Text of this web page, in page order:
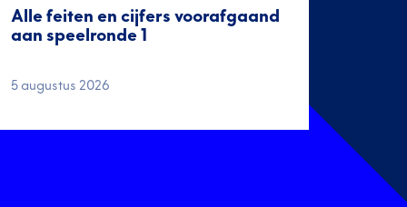
Alle feiten en cijfers voorafgaand
aan speelronde 1
5 augustus 2026